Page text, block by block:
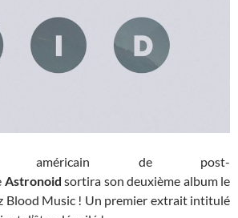
américain de post-
Astronoid sortira son deuxième album le
Blood Music ! Un premier extrait intitulé